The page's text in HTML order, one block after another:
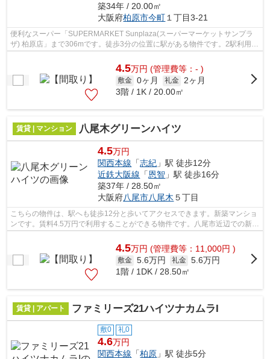
築34年 / 20.00㎡
大阪府柏原市今町 １丁目3-21
便利なスーパー「SUPERMARKET Sunplaza(スーパーマーケットサンプラ
ザ) 柏原店」まで306mです。徒歩3分の位置に駅がある物件です。2駅利用で
きるので電車をよく使う方におすすめな物件...
4.5万円 (管理費等：- )
敷金 0ヶ月 礼金 2ヶ月
3階 / 1K / 20.00㎡
賃貸 | マンション 八尾木グリーンハイツ
4.5万円
関西本線 「志紀 」駅 徒歩12分
近鉄大阪線 「恩智 」駅 徒歩16分
築37年 / 28.50㎡
大阪府八尾市八尾木 ５丁目
こちらの物件は、駅へも徒歩12分と歩いてアクセスできます。新築マンショ
ンです。賃料4.5万円で利用することができる物件です。八尾市近辺での新居
ならご好評の物件「八尾木グリーンハ...
4.5万円 (管理費等：11,000円 )
敷金 5.6万円 礼金 5.6万円
1階 / 1DK / 28.50㎡
賃貸 | アパート ファミリーズ21ハイツナカムラI
敷0 礼0
4.6万円
関西本線 「柏原 」駅 徒歩5分